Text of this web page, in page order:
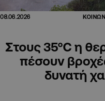
08.06.2026
Στους 35°C η
πέσουν
δυνατή